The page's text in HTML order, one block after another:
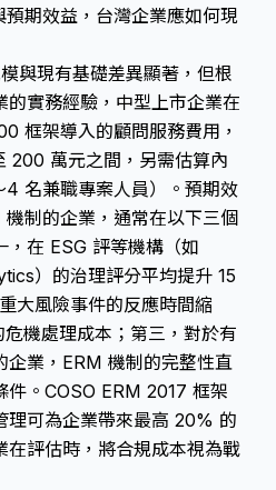
期效益，台灣企業應如何現
與現有基礎差異顯著，但根
的實務經驗，中型上市企業在
框架導入的顧問服務費用，
200 萬元之間，另需估算內
名兼職專案人員）。預期效
制的企業，通常在以下三個
，在 ESG 評等機構（如
）的治理評分平均提升 15
大風險事件的反應時間縮
機處理成本；第三，對於有
企業，ERM 機制的完整性直
件。COSO ERM 2017 框架
理可為企業帶來最高 20% 的
在評估時，將合規成本視為戰